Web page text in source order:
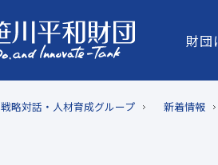
財団
戦略対話・人材育成グループ 新着情報